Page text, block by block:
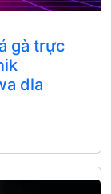
gà trực
dla